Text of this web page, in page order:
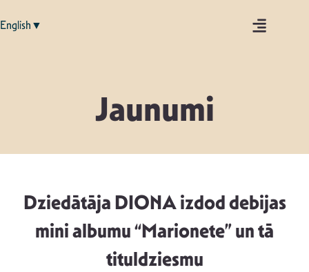
English▼
Jaunumi
Dziedātāja DIONA izdod debijas
mini albumu “Marionete” un tā
tituldziesmu